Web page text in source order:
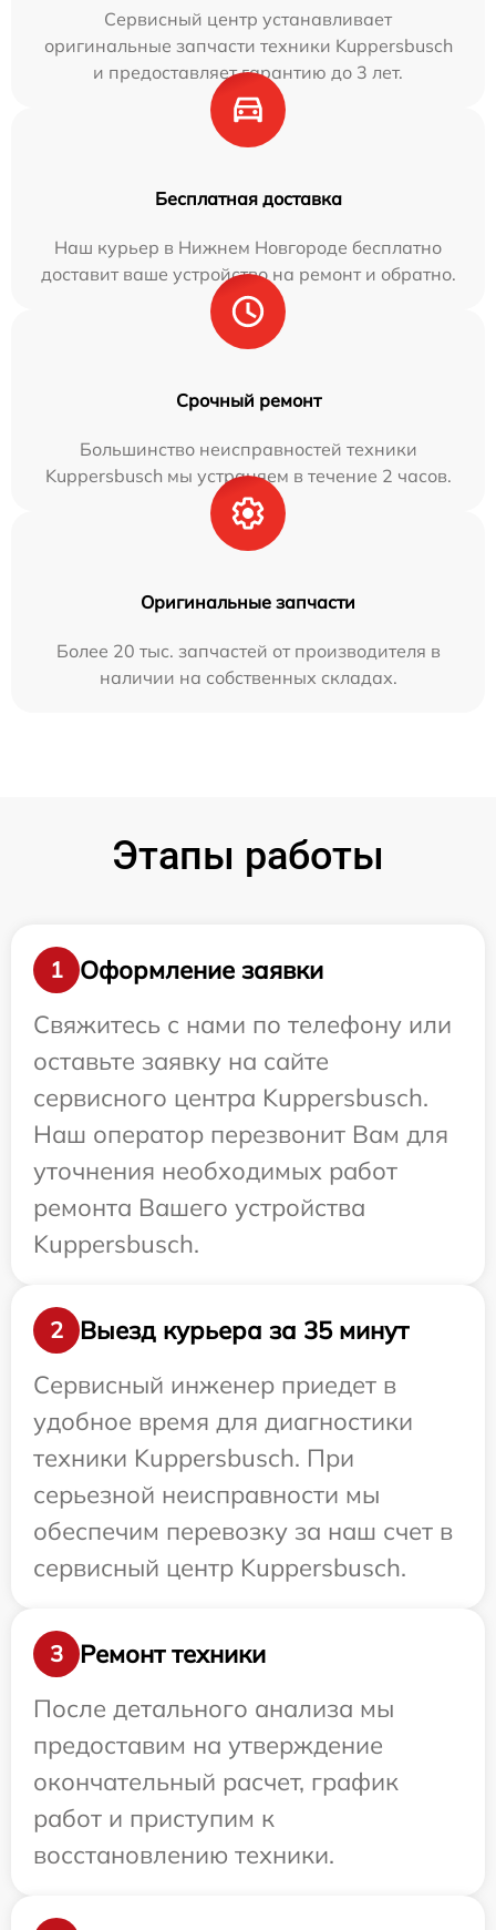
Сервисный центр устанавливает
оригинальные запчасти техники Kuppersbusch
и предоставляет гарантию до 3 лет.
Бесплатная доставка
Наш курьер в Нижнем Новгороде бесплатно
доставит ваше устройство на ремонт и обратно.
Срочный ремонт
Большинство неисправностей техники
Kuppersbusch мы устраняем в течение 2 часов.
Оригинальные запчасти
Более 20 тыс. запчастей от производителя в
наличии на собственных складах.
Этапы работы
1
Оформление заявки
Свяжитесь с нами по телефону или
оставьте заявку на сайте
сервисного центра Kuppersbusch.
Наш оператор перезвонит Вам для
уточнения необходимых работ
ремонта Вашего устройства
Kuppersbusch.
2
Выезд курьера за 35 минут
Сервисный инженер приедет в
удобное время для диагностики
техники Kuppersbusch. При
серьезной неисправности мы
обеспечим перевозку за наш счет в
сервисный центр Kuppersbusch.
3
Ремонт техники
После детального анализа мы
предоставим на утверждение
окончательный расчет, график
работ и приступим к
восстановлению техники.